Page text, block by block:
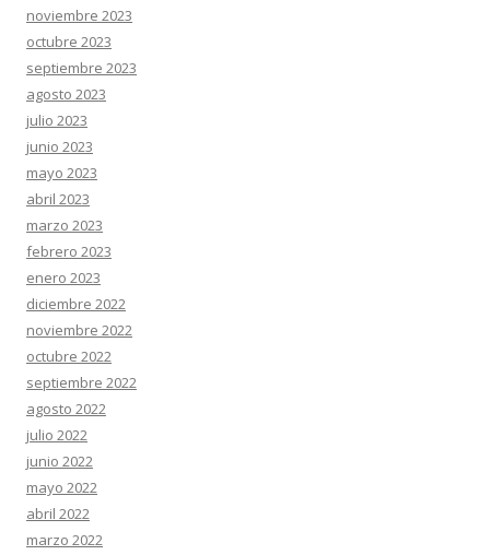
noviembre 2023
octubre 2023
septiembre 2023
agosto 2023
julio 2023
junio 2023
mayo 2023
abril 2023
marzo 2023
febrero 2023
enero 2023
diciembre 2022
noviembre 2022
octubre 2022
septiembre 2022
agosto 2022
julio 2022
junio 2022
mayo 2022
abril 2022
marzo 2022